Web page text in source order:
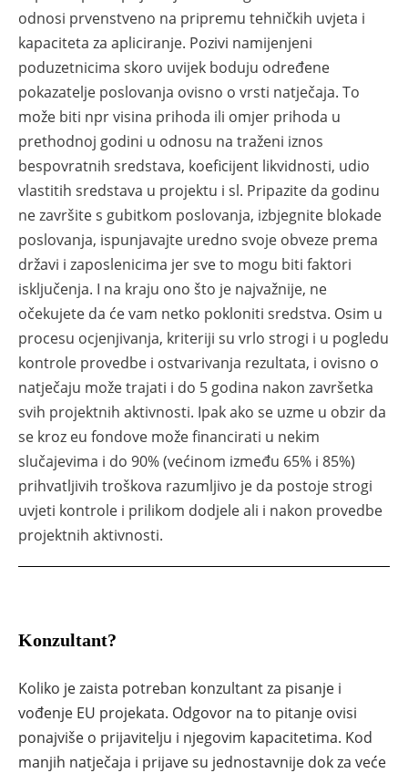
odnosi prvenstveno na pripremu tehničkih uvjeta i
kapaciteta za apliciranje. Pozivi namijenjeni
poduzetnicima skoro uvijek boduju određene
pokazatelje poslovanja ovisno o vrsti natječaja. To
može biti npr visina prihoda ili omjer prihoda u
prethodnoj godini u odnosu na traženi iznos
bespovratnih sredstava, koeficijent likvidnosti, udio
vlastitih sredstava u projektu i sl. Pripazite da godinu
ne završite s gubitkom poslovanja, izbjegnite blokade
poslovanja, ispunjavajte uredno svoje obveze prema
državi i zaposlenicima jer sve to mogu biti faktori
isključenja. I na kraju ono što je najvažnije, ne
očekujete da će vam netko pokloniti sredstva. Osim u
procesu ocjenjivanja, kriteriji su vrlo strogi i u pogledu
kontrole provedbe i ostvarivanja rezultata, i ovisno o
natječaju može trajati i do 5 godina nakon završetka
svih projektnih aktivnosti. Ipak ako se uzme u obzir da
se kroz eu fondove može financirati u nekim
slučajevima i do 90% (većinom između 65% i 85%)
prihvatljivih troškova razumljivo je da postoje strogi
uvjeti kontrole i prilikom dodjele ali i nakon provedbe
projektnih aktivnosti.
Konzultant?
Koliko je zaista potreban konzultant za pisanje i
vođenje EU projekata. Odgovor na to pitanje ovisi
ponajviše o prijavitelju i njegovim kapacitetima. Kod
manjih natječaja i prijave su jednostavnije dok za veće